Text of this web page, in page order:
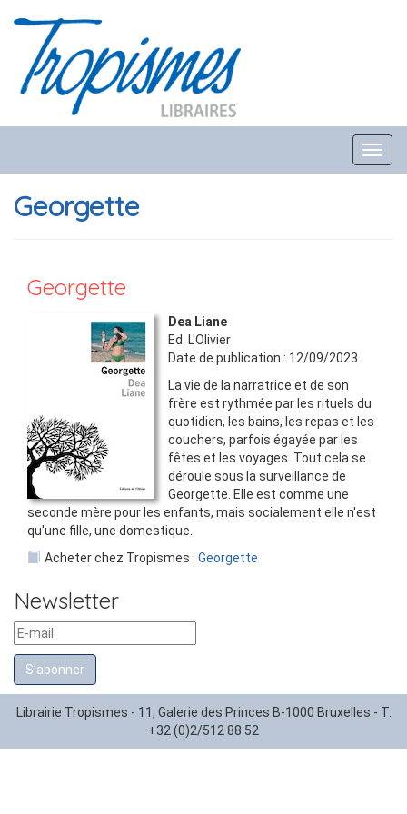
Georgette
Georgette
Dea Liane
Ed.
L'Olivier
Date de publication : 12/09/2023
La vie de la narratrice et de son
frère est rythmée par les rituels du
quotidien, les bains, les repas et les
couchers, parfois égayée par les
fêtes et les voyages. Tout cela se
déroule sous la surveillance de
Georgette. Elle est comme une
seconde mère pour les enfants, mais socialement elle n'est
qu'une fille, une domestique.
Acheter chez Tropismes : Georgette
Newsletter
S’abonner
Librairie Tropismes - 11, Galerie des Princes B-1000 Bruxelles - T.
+32 (0)2/512 88 52